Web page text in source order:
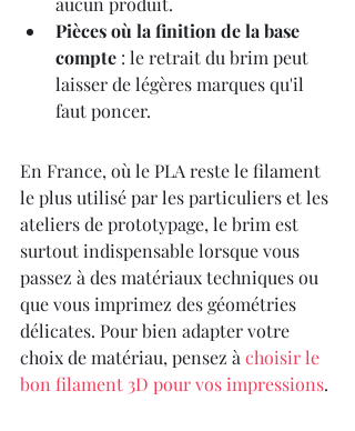
Pièces où la finition de la base
compte : le retrait du brim peut
laisser de légères marques qu'il
faut poncer.
En France, où le PLA reste le filament
le plus utilisé par les particuliers et les
ateliers de prototypage, le brim est
surtout indispensable lorsque vous
passez à des matériaux techniques ou
que vous imprimez des géométries
délicates. Pour bien adapter votre
choix de matériau, pensez à choisir le
bon filament 3D pour vos impressions.